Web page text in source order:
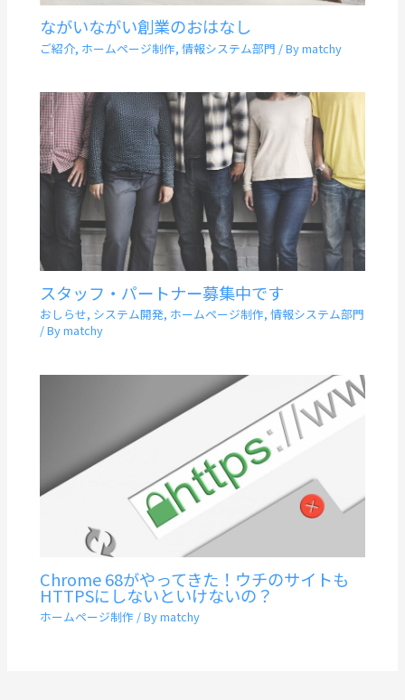
ながいながい創業のおはなし
ご紹介, ホームページ制作,情報システム部門 / Bymatchy
スタッフ・パートナー募集中です
おしらせ, システム開発, ホームページ制作,情報システム部門
/ Bymatchy
Chrome 68がやってきた！ウチのサイトも
HTTPSにしないといけないの？
ホームページ制作 / Bymatchy